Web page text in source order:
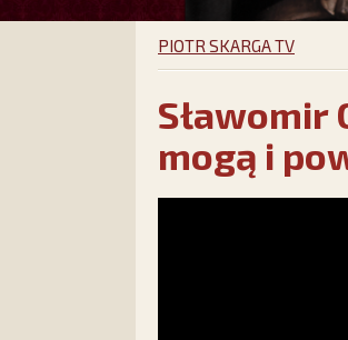
PIOTR SKARGA TV
Sławomir
mogą i